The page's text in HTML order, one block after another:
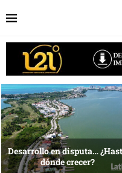
1 al 28 de agosto •
Fundación Isleña